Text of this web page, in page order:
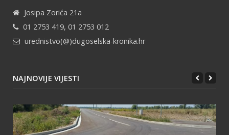
Josipa Zorića 21a
01 2753 419, 01 2753 012
urednistvo(@)dugoselska-kronika.hr
NAJNOVIJE VIJESTI